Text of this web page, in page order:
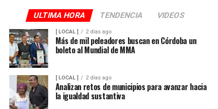
ULTIMA HORA TENDENCIA VIDEOS
[ LOCAL ] 2 días ago
Más de mil peleadores buscan en Córdoba un
boleto al Mundial de MMA
[ LOCAL ] 2 días ago
Analizan retos de municipios para avanzar hacia
la igualdad sustantiva